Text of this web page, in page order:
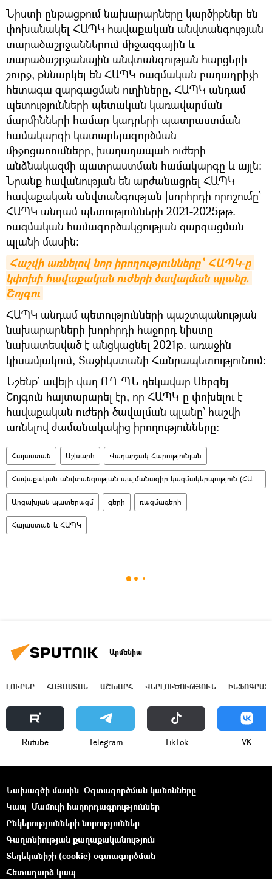
Նիստի ընթացքում նախարարները կարծիքներ են
փոխանակել ՀԱՊԿ հավաքական անվտանգության
տարածաշրջաններում միջազգային և
տարածաշրջանային անվտանգության հարցերի
շուրջ, քննարկել են ՀԱՊԿ ռազմական բաղադրիչի
հետագա զարգացման ուղիները, ՀԱՊԿ անդամ
պետությունների պետական կառավարման
մարմինների համար կադրերի պատրաստման
համակարգի կատարելագործման
միջոցառումները, խաղաղապահ ուժերի
անձնակազմի պատրաստման համակարգը և այլն:
Նրանք հավանության են արժանացրել ՀԱՊԿ
հավաքական անվտանգության խորհրդի որոշումը՝
ՀԱՊԿ անդամ պետությունների 2021-2025թթ.
ռազմական համագործակցության զարգացման
պլանի մասին:
Հաշվի առնելով նոր իրողությունները՝ ՀԱՊԿ-ը
կփոխի հավաքական ուժերի ծավալման պլանը.
Շոյգու
ՀԱՊԿ անդամ պետությունների պաշտպանության
նախարարների խորհրդի հաջորդ նիստը
նախատեսված է անցկացնել 2021թ. առաջին
կիսամյակում, Տաջիկստանի Հանրապետությունում:
Նշենք` ավելի վաղ ՌԴ ՊՆ ղեկավար Սերգեյ
Շոյգուն հայտարարել էր, որ ՀԱՊԿ-ը փոխելու է
հավաքական ուժերի ծավալման պլանը՝ հաշվի
առնելով ժամանակակից իրողությունները։
Հայաստան Աշխարհ Վաղարշակ Հարությունյան
Հավաքական անվտանգության պայմանագիր կազմակերպություն (ՀԱՊԿ)
Արցախյան պատերազմ գերի ռազմագերի
Հայաստան և ՀԱՊԿ
Արմենիա
ԼՈՒՐԵՐ ՀԱՅԱՍՏԱՆ ԱՇԽԱՐՀ ՎԵՐԼՈՒԾՈՒԹՅՈՒՆ
Rutube Telegram ТikТоk VK
Նախագծի մասին Օգտագործման կանոնները
Կապ Մամուլի հաղորդագրություններ
Ընկերությունների նորություններ
Գաղտնիության քաղաքականություն
Տեղեկանիշի (cookie) օգտագործման
Հետադարձ կապ